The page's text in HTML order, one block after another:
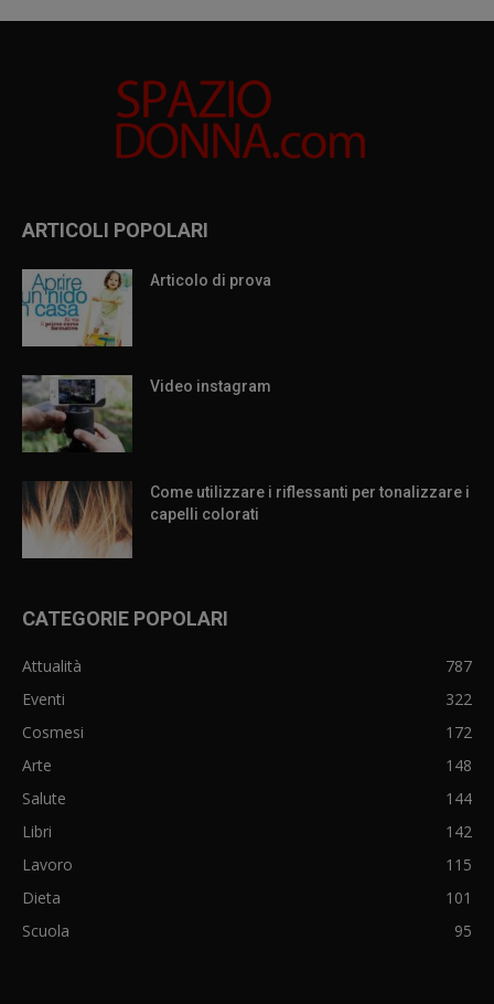
ARTICOLI POPOLARI
Articolo di prova
Video instagram
Come utilizzare i riflessanti per tonalizzare i
capelli colorati
CATEGORIE POPOLARI
Attualità
787
Eventi
322
Cosmesi
172
Arte
148
Salute
144
Libri
142
Lavoro
115
Dieta
101
Scuola
95